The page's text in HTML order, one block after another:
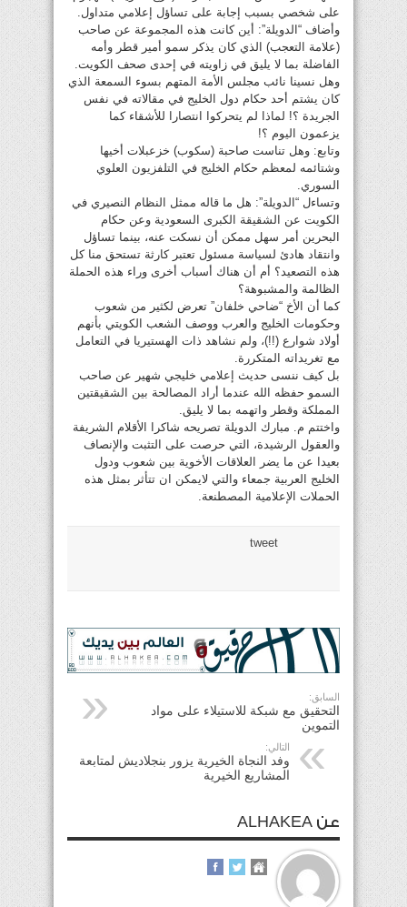
على شخصي بسبب إجابة على تساؤل إعلامي متداول.
وأضاف “الدويلة”: أين كانت هذه المجموعة عن صاحب
(علامة التعجب) الذي كان يذكر سمو أمير قطر وأمه
الفاضلة بما لا يليق في زاويته في إحدى صحف الكويت.
وهل نسينا نائب مجلس الأمة المتهم بسوء السمعة الذي
كان يشتم أحد حكام دول الخليج في مقالاته في نفس
الجريدة ؟! لماذا لم يتحركوا انتصارا للأشقاء كما
يزعمون اليوم ؟!
وتابع: وهل تناست صاحبة (سكوب) خزعبلات أخيها
وشتائمه لمعظم حكام الخليج في التلفزيون العلوي
السوري.
وتساءل “الدويلة”: هل ما قاله ممثل النظام النصيري في
الكويت عن الشقيقة الكبرى السعودية وعن حكام
البحرين أمر سهل ممكن أن نسكت عنه، بينما تساؤل
وانتقاد هادئ لسياسة مسئول تعتبر كارثة تستحق منا كل
هذه التصعيد؟ أم أن هناك أسباب أخرى وراء هذه الحملة
الظالمة والمشبوهة؟
كما أن الأخ “ضاحي خلفان” تعرض لكثير من شعوب
وحكومات الخليج والعرب ووصف الشعب الكويتي بأنهم
أولاد شوارع (!!)، ولم نشاهد ذات الهستيريا في التعامل
مع تغريداته المتكررة.
بل كيف ننسى حديث إعلامي خليجي شهير عن صاحب
السمو حفظه الله عندما أراد المصالحة بين الشقيقتين
المملكة وقطر واتهمه بما لا يليق.
واختتم م. مبارك الدويلة تصريحه شاكرا الأقلام الشريفة
والعقول الرشيدة، التي حرصت على التثبت والإنصاف
بعيدا عن ما يضر العلاقات الأخوية بين شعوب ودول
الخليج العربية جمعاء والتي لايمكن ان تتأثر بمثل هذه
الحملات الإعلامية المصطنعة.
tweet
السابق:
التحقيق مع شبكة للاستيلاء على مواد
التموين
التالي:
وفد النجاة الخيرية يزور بنجلاديش لمتابعة
المشاريع الخيرية
عن ALHAKEA